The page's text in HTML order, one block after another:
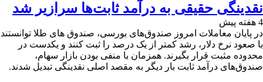
نقدینگی حقیقی به درآمد ثابت‌ها سرازیر شد
4 هفته پیش
در پایان معاملات امروز صندوق‌های بورسی، صندوق های طلا توانستند
با صعود نرخ دلار، رشد کمتر از یک درصد را ثبت کنند و یکدست در
محدوده مثبت قرار بگیرند. همزمان با منفی بودن بازار سهام،
صندوق‌های درآمد ثابت بار دیگر به مقصد اصلی نقدینگی تبدیل شدند.